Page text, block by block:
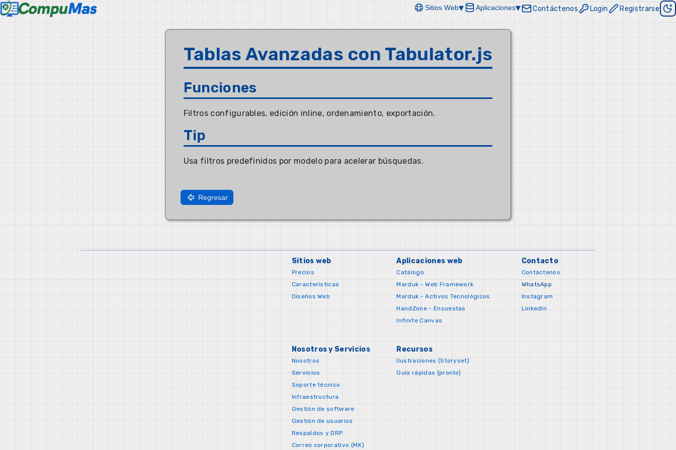
Sitios Web▾ Aplicaciones▾ Contáctenos Login Registrarse
Tablas Avanzadas con Tabulator.js
Funciones
Filtros configurables, edición inline, ordenamiento, exportación.
Tip
Usa filtros predefinidos por modelo para acelerar búsquedas.
Regresar
Sitios web
Precios
Características
Diseños Web
Aplicaciones web
Catálogo
Marduk - Web Framework
Marduk - Activos Tecnológicos
HandZone - Encuestas
Infinite Canvas
Contacto
Contáctenos
WhatsApp
Instagram
LinkedIn
Nosotros y Servicios
Nosotros
Servicios
Soporte técnico
Infraestructura
Gestión de software
Gestión de usuarios
Respaldos y DRP
Correo corporativo (MX)
Recursos
Ilustraciones (Storyset)
Guía rápidas (pronto)